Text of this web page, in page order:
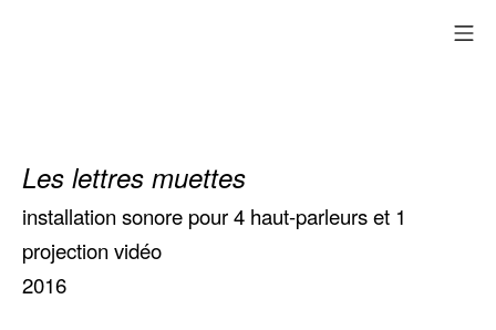
Les lettres muettes
installation sonore pour 4 haut-parleurs et 1
projection vidéo
2016